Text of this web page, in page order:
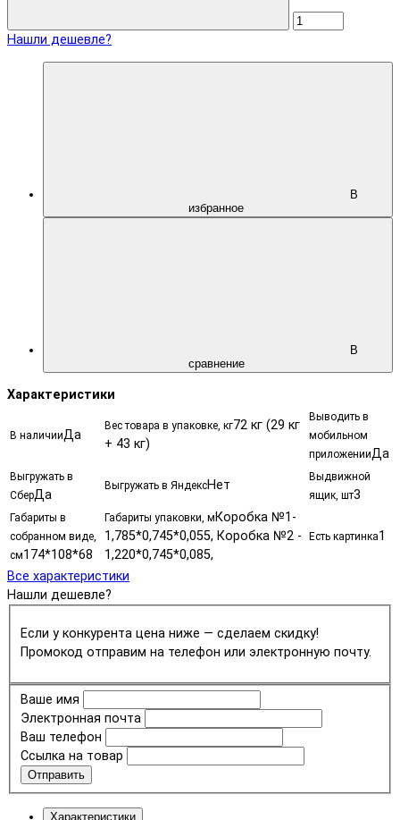
Нашли дешевле?
В
избранное
В
сравнение
Характеристики
В наличииДа
Вес товара в упаковке, кг72 кг (29 кг
+ 43 кг)
Выводить в
мобильном
приложенииДа
Выгружать в
СберДа
Выгружать в ЯндексНет
Выдвижной
ящик, шт3
Габариты в
собранном виде,
см174*108*68
Габариты упаковки, м Коробка №1-
1,785*0,745*0,055, Коробка №2 -
1,220*0,745*0,085,
Есть картинка1
Все характеристики
Нашли дешевле?
Если у конкурента цена ниже — сделаем скидку!
Промокод отправим на телефон или электронную почту.
Ваше имя
Электронная почта
Ваш телефон
Ссылка на товар
Отправить
Характеристики